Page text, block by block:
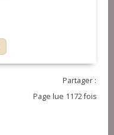
Partager :
Page lue 1172 fois